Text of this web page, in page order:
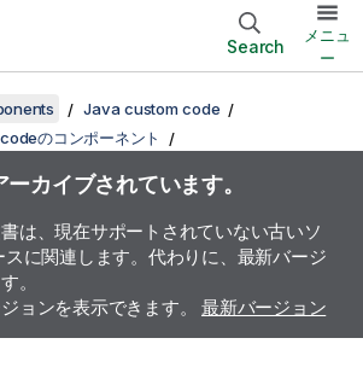
Search
メニュ
ー
Java custom code
のコンポーネント
カイブされています。
は、現在サポートされていない古いソ
に関連します。代わりに、最新バージ
。
ョンを表示できます。 最新バージョン